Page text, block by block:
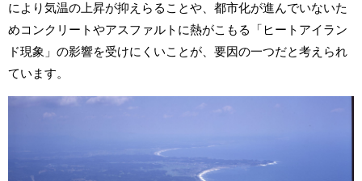
により気温の上昇が抑えらることや、都市化が進んでいないた
めコンクリートやアスファルトに熱がこもる「ヒートアイラン
ド現象」の影響を受けにくいことが、要因の一つだと考えられ
ています。